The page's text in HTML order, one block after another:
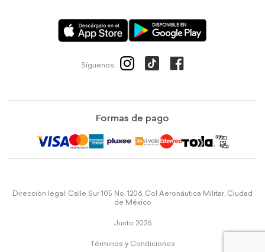
Síguenos:
Formas de pago
Dirección legal: Calle Sur 105 No. 1206, Col Aeronáutica Militar, Ciudad
de México
Justo 2026
Términos y Condiciones